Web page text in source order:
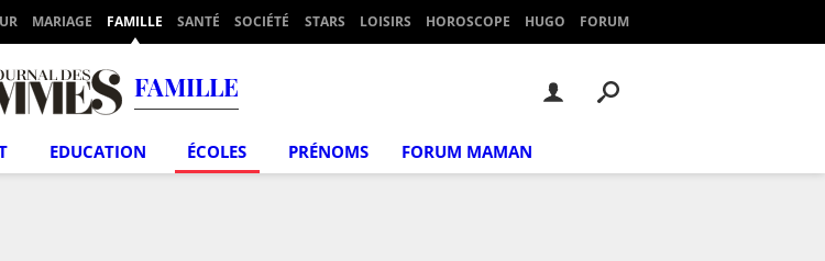
MARIAGE FAMILLE SANTÉ SOCIÉTÉ STARS LOISIRS HOROSCOPE HUGO FORUM
FAMILLE
EDUCATION ÉCOLES PRÉNOMS FORUM MAMAN